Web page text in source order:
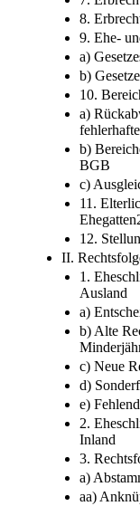
8.
9. Ehe-
a)
b)
10.
a)
b)
BGB
c)
11.
12.
II.
1.
Ausland
a)
b) Alte
c) Neue
d)
e)
2.
Inland
3.
a)
aa)